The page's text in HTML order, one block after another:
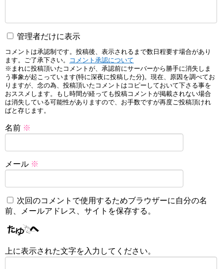
管理者だけに表示
コメントは承認制です。投稿後、表示されるまで数日程要す場合があり
ます。ご了承下さい。
コメント承認について
※まれに投稿頂いたコメントが、承認前にサーバーから勝手に消失しま
う事象が起こっています(特に深夜に投稿した分)。現在、原因を調べてお
りますが、念の為、投稿頂いたコメントはコピーしておいて下さる事を
おススメします。もし時間が経っても投稿コメントが掲載されない場合
は消失している可能性がありますので、お手数ですが再度ご投稿頂けれ
ばと存じます。
名前 ※
メール ※
次回のコメントで使用するためブラウザーに自分の名
前、メールアドレス、サイトを保存する。
上に表示された文字を入力してください。